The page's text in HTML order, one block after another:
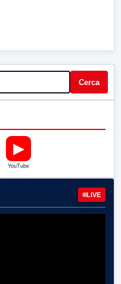
Cerca
▶
YouTube
LIVE